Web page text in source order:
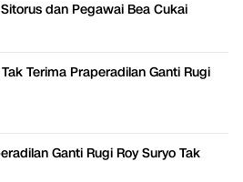
dan Pegawai Bea Cukai
Terima Praperadilan Ganti Rugi
Ganti Rugi Roy Suryo Tak